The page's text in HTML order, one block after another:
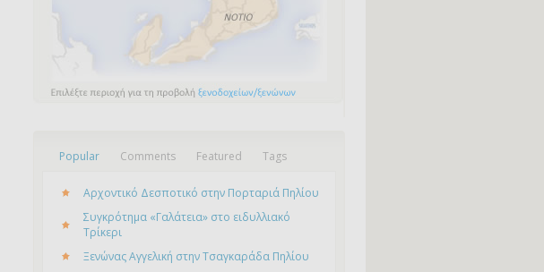
Popular Comments Featured Tags
Αρχοντικό Δεσποτικό στην Πορταριά Πηλίου
Συγκρότημα «Γαλάτεια» στο ειδυλλιακό
Τρίκερι
Ξενώνας Αγγελική στην Τσαγκαράδα Πηλίου